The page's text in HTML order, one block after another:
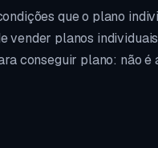
que o plano
vender planos
conseguir plano: não é